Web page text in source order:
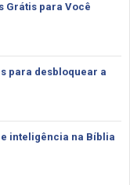
Grátis para Você
para desbloquear a
inteligência na Bíblia